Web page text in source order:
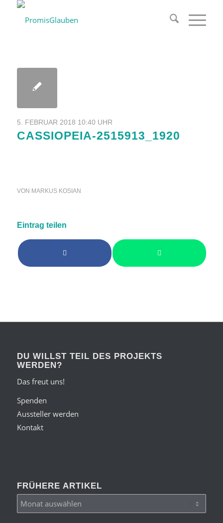
5. FEBRUAR 2018 10:40 UHR
CASSIOPEIA-2515913_1920
VON MARKUS KOSIAN
Eintrag teilen
DU WILLST TEIL DES PROJEKTS
WERDEN?
Das freut uns!
Spenden
Aussteller werden
Kontakt
FRÜHERE ARTIKEL